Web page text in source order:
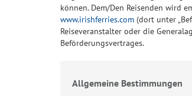
können. Dem/Den Reisenden wird
www.irishferries.com (dort unter
Reiseveranstalter oder die
Beförderungsvertrages.
Allgemeine Bestimmungen